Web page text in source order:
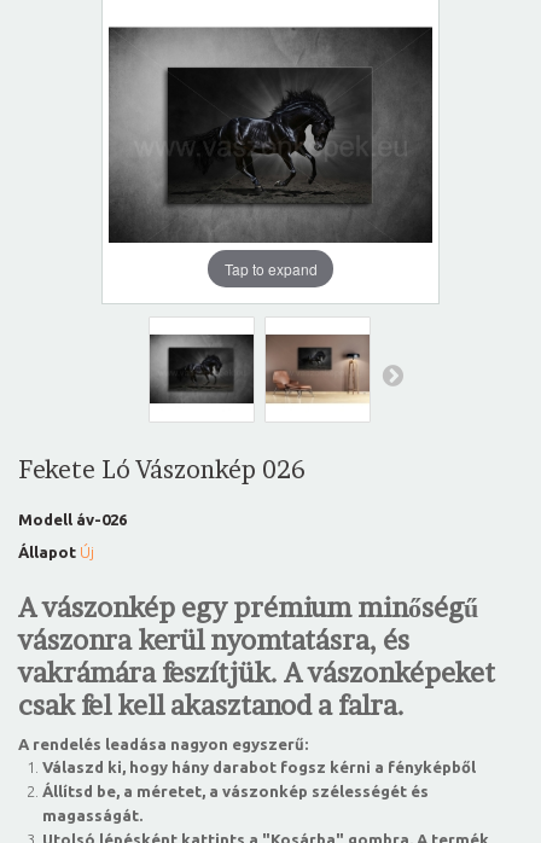
Tap to expand
Fekete Ló Vászonkép 026
Modell áv-026
Állapot Új
A vászonkép egy prémium minőségű
vászonra kerül nyomtatásra, és
vakrámára feszítjük. A vászonképeket
csak fel kell akasztanod a falra.
A rendelés leadása nagyon egyszerű:
Válaszd ki, hogy hány darabot fogsz kérni a fényképből
Állítsd be, a méretet, a vászonkép szélességét és
magasságát.